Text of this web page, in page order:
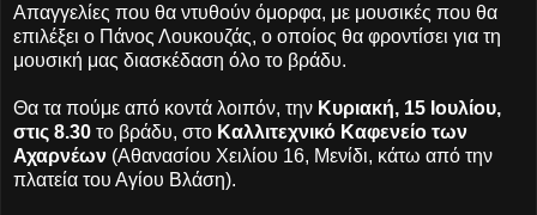
Απαγγελίες που θα ντυθούν όμορφα, με μουσικές που θα
επιλέξει ο Πάνος Λουκουζάς, ο οποίος θα φροντίσει για τη
μουσική μας διασκέδαση όλο το βράδυ.
Θα τα πούμε από κοντά λοιπόν, την Κυριακή, 15 Ιουλίου,
στις 8.30 το βράδυ, στο Καλλιτεχνικό Καφενείο των
Αχαρνέων (Αθανασίου Χειλίου 16, Μενίδι, κάτω από την
πλατεία του Αγίου Βλάση).